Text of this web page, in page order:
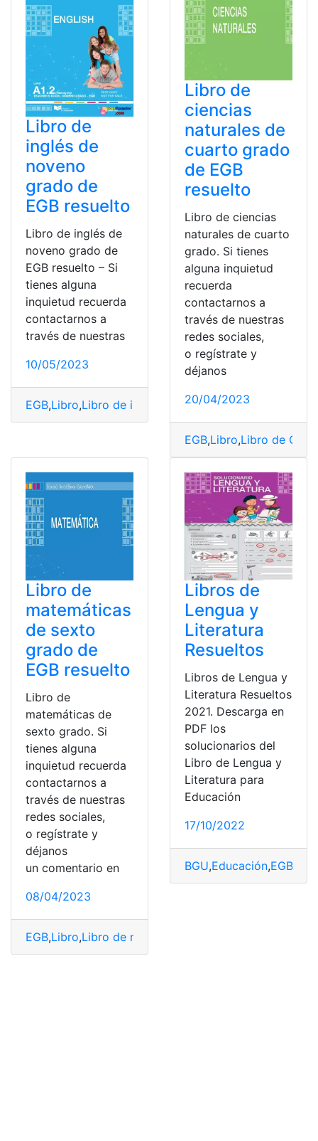
Libro de
inglés de
noveno
grado de
EGB resuelto
Libro de inglés de
noveno grado de
EGB resuelto – Si
tienes alguna
inquietud recuerda
contactarnos a
través de nuestras
10/05/2023
EGB,Libro,Libro de inglés Libro de inglés de EGB
Libro de
ciencias
naturales de
cuarto grado
de EGB
resuelto
Libro de ciencias
naturales de cuarto
grado. Si tienes
alguna inquietud
recuerda
contactarnos a
través de nuestras
redes sociales,
o regístrate y
déjanos
20/04/2023
EGB,Libro,Libro de
Libro de
matemáticas
de sexto
grado de
EGB resuelto
Libro de
matemáticas de
sexto grado. Si
tienes alguna
inquietud recuerda
contactarnos a
través de nuestras
redes sociales,
o regístrate y
déjanos
un comentario en
08/04/2023
EGB,Libro,Libro de matemáticas
Libros de
Lengua y
Literatura
Resueltos
Libros de Lengua y
Literatura Resueltos
2021. Descarga en
PDF los
solucionarios del
Libro de Lengua y
Literatura para
Educación
17/10/2022
BGU,Educación,EGB